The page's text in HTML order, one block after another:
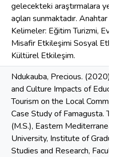
gelecekteki araştırmalara
açıları sunmaktadır. Anahtar
Kelimeler: Eğitim Turizmi, Ev
Misafir Etkileşimi Sosyal
Kültürel Etkileşim.
Ndukauba, Precious. (2020).
and Culture Impacts of
Tourism on the Local
Case Study of Famagusta.
(M.S.), Eastern
University, Institute of
Studies and Research,